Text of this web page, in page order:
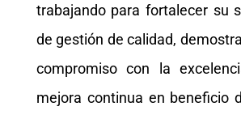
trabajando para fortalecer su
de gestión de calidad,
compromiso con la
mejora continua en beneficio